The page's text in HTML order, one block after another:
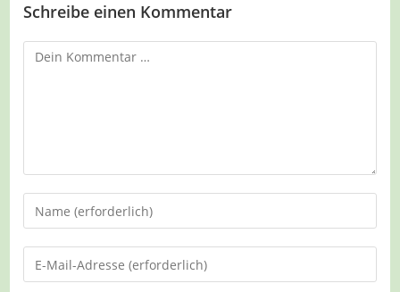
Schreibe einen Kommentar
Kommentar
Gib
deinen
Namen
oder
Gib
deine